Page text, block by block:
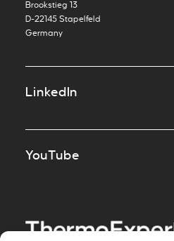
Brookstieg 13
D-22145 Stapelfeld
Germany
LinkedIn
YouTube